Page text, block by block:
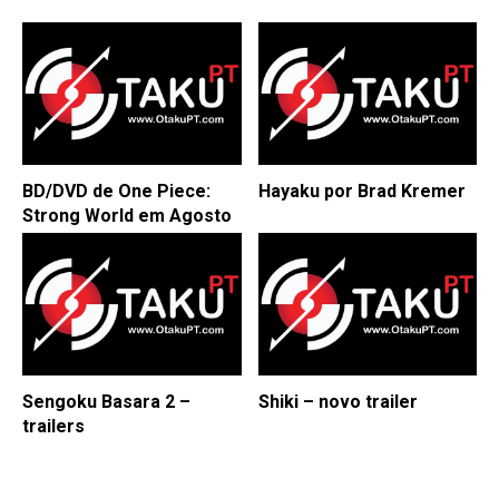
BD/DVD de One Piece:
Strong World em Agosto
Hayaku por Brad Kremer
Sengoku Basara 2 –
trailers
Shiki – novo trailer